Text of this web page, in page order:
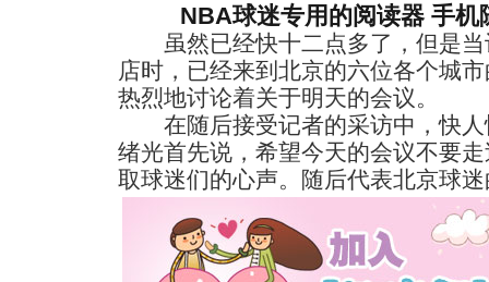
NBA球迷专用的阅读器 手机
虽然已经快十二点多了，但是当
店时，已经来到北京的六位各个城
热烈地讨论着关于明天的会议。
在随后接受记者的采访中，快人
绪光首先说，希望今天的会议不要
取球迷们的心声。随后代表北京球